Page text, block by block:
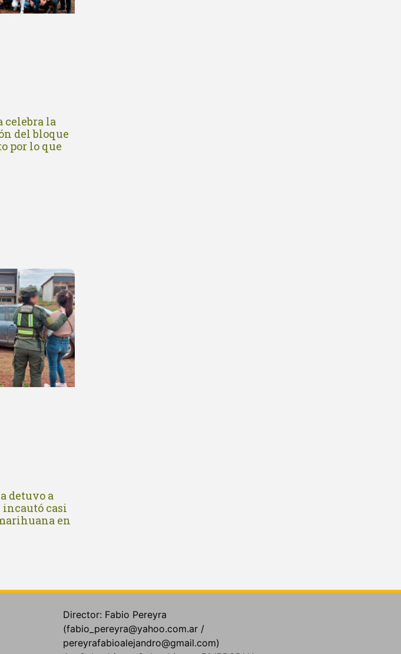
celebra la
del bloque
por lo que
detuvo a
incautó casi
en
Director: Fabio Pereyra
(fabio_pereyra@yahoo.com.ar /
pereyrafabioalejandro@gmail.com)